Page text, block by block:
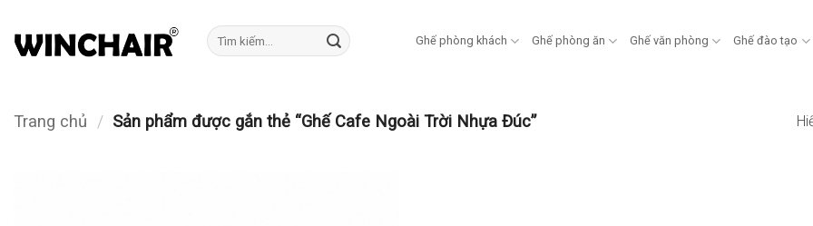
qua
Tìm
kiếm:
Ghế phòng khách Ghế phòng ăn Ghế văn phòng Ghế đào tạo
Trang chủ / Sản phẩm được gắn thẻ “Ghế Cafe Ngoài Trời Nhựa Đúc”